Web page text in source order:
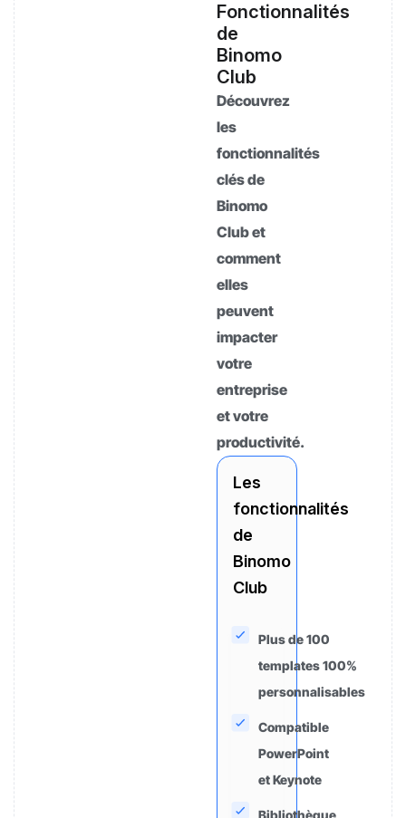
Fonctionnalités
de
Binomo
Club
Découvrez
les
fonctionnalités
clés de
Binomo
Club et
comment
elles
peuvent
impacter
votre
entreprise
et votre
productivité.
Les
fonctionnalités
de
Binomo
Club
Plus de 100
templates 100%
personnalisables
Compatible
PowerPoint
et Keynote
Bibliothèque